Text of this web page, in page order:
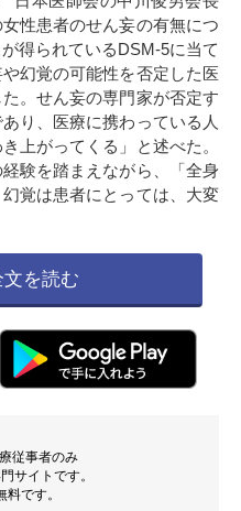
性患者のせん妄の有無につ
得られているDSM-5に当て
幻覚の可能性を否定した医
。せん妄の専門家が否定す
り、医療に携わっている人
上がってくる」と述べた。
験を踏まえながら、「全身
覚は患者にとっては、大変
を読む
従事者のみ
サイトです。
です。